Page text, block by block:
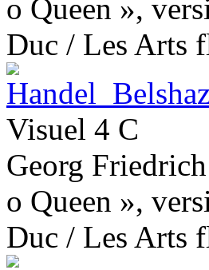
o Queen »,
Duc / Les Arts
Visuel 4 C
Georg
o Queen »,
Duc / Les Arts